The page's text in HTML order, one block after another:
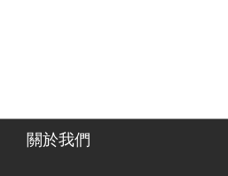
關於我們